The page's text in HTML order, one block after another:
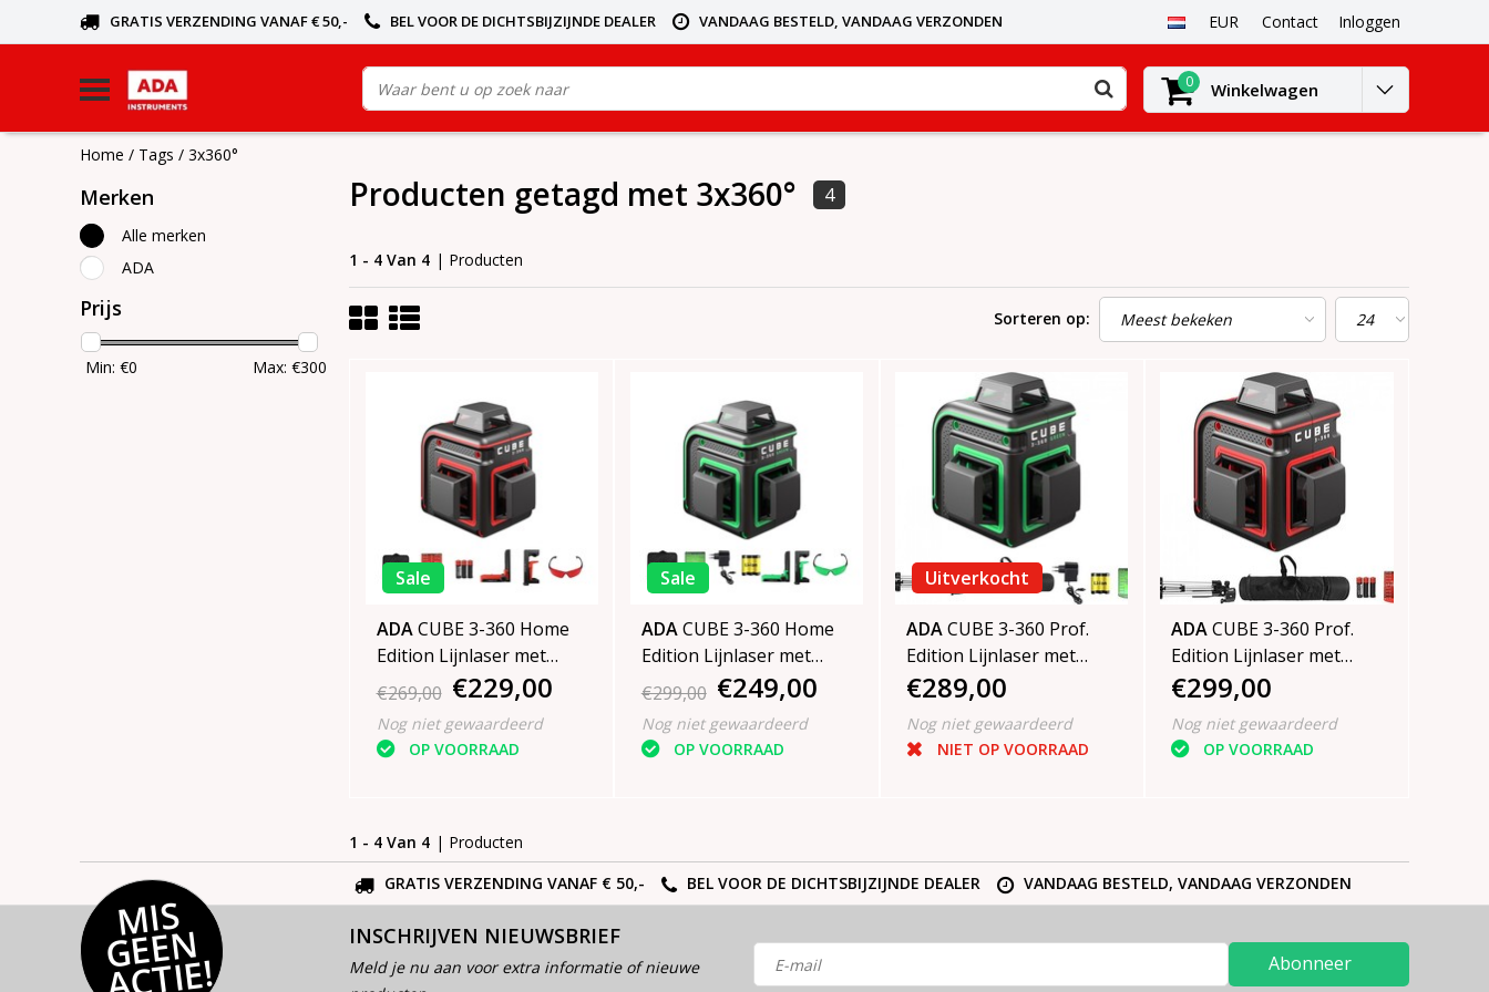
GRATIS VERZENDING VANAF € 50,- BEL VOOR DE DICHTSBIJZIJNDE DEALER VANDAAG BESTELD, VANDAAG VERZONDEN EUR Contact Inloggen
0 Winkelwagen
Home / Tags / 3x360°
Merken
Alle merken
ADA
Prijs
Min: €0 Max: €300
Producten getagd met 3x360° 4
1 - 4 Van 4 | Producten
Sorteren op:
Sale
ADACUBE 3-360 Home
Edition Lijnlaser met
3x360° rode lijnen
€269,00 €229,00
Nog niet gewaardeerd
OP VOORRAAD
Sale
ADACUBE 3-360 Home
Edition Lijnlaser met
3x360° groene lijnen
€299,00 €249,00
Nog niet gewaardeerd
OP VOORRAAD
Uitverkocht
ADACUBE 3-360 Prof.
Edition Lijnlaser met
3x360° groene lijnen
€289,00
Nog niet gewaardeerd
NIET OP VOORRAAD
ADACUBE 3-360 Prof.
Edition Lijnlaser met
3x360° rode lijnen
€299,00
Nog niet gewaardeerd
OP VOORRAAD
1 - 4 Van 4 | Producten
GRATIS VERZENDING VANAF € 50,-
BEL VOOR DE DICHTSBIJZIJNDE DEALER VANDAAG BESTELD, VANDAAG VERZONDEN
MI
S
G
E
E
N
A
C
TI
E!
INSCHRIJVEN NIEUWSBRIEF
Meld je nu aan voor extra informatie of nieuwe
Abonneer